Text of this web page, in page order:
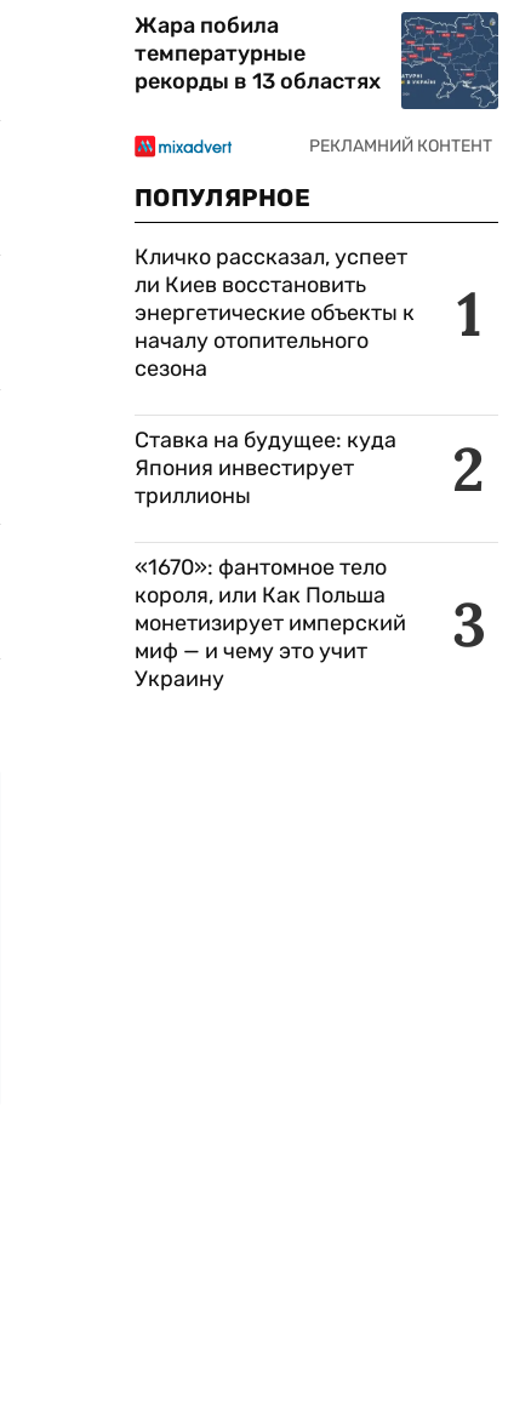
Жара побила
температурные
рекорды в 13 областях
ПОПУЛЯРНОЕ
1
Кличко рассказал, успеет
ли Киев восстановить
энергетические объекты к
началу отопительного
сезона
2
Ставка на будущее: куда
Япония инвестирует
триллионы
3
«1670»: фантомное тело
короля, или Как Польша
монетизирует имперский
миф — и чему это учит
Украину